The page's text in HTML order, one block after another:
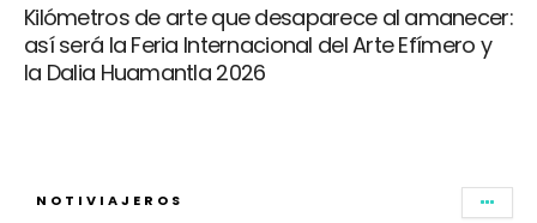
Kilómetros de arte que desaparece al amanecer:
así será la Feria Internacional del Arte Efímero y
la Dalia Huamantla 2026
NOTIVIAJEROS